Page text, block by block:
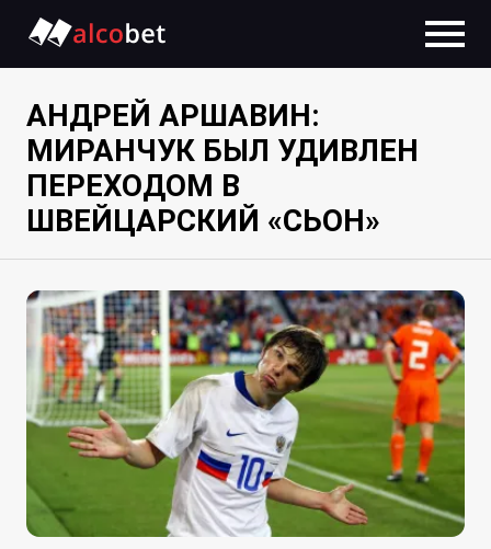
АНДРЕЙ АРШАВИН:
МИРАНЧУК БЫЛ УДИВЛЕН
ПЕРЕХОДОМ В
ШВЕЙЦАРСКИЙ «СЬОН»